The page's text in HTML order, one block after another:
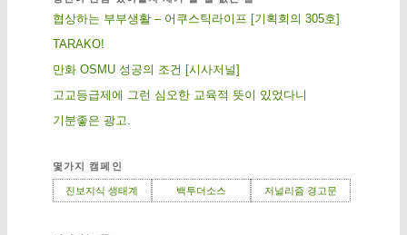
협상하는 부부생활 – 어쿠스틱라이프 [기획회의 305호]
TARAKO!
만화 OSMU 성공의 조건 [시사저널]
고교등급제에 그런 심오한 교육적 뜻이 있었다니
기분좋은 광고.
몇가지 캠페인
진보지식 생태계 백투더소스 저널리즘 경고문